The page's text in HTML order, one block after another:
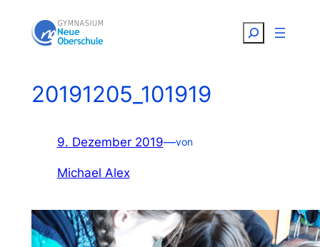
Inhalt
Suchen
20191205_101919
9. Dezember 2019—von
Michael Alex